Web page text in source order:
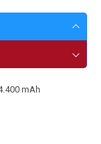
mAh